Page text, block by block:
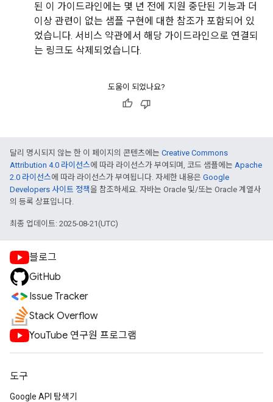
된 이 가이드라인에는 몇 년 전에 지원 중단된 기능과 더
이상 관련이 없는 샘플 구현에 대한 참조가 포함되어 있
었습니다. 서비스 약관에서 해당 가이드라인으로 연결되
는 링크도 삭제되었습니다.
도움이 되었나요?
달리 명시되지 않는 한 이 페이지의 콘텐츠에는 Creative Commons
Attribution 4.0 라이선스에 따라 라이선스가 부여되며, 코드 샘플에는 Apache
2.0 라이선스에 따라 라이선스가 부여됩니다. 자세한 내용은 Google
Developers 사이트 정책을 참조하세요. 자바는 Oracle 및/또는 Oracle 계열사
의 등록 상표입니다.
최종 업데이트: 2025-08-21(UTC)
블로그
GitHub
Issue Tracker
Stack Overflow
YouTube 연구원 프로그램
도구
Google API 탐색기